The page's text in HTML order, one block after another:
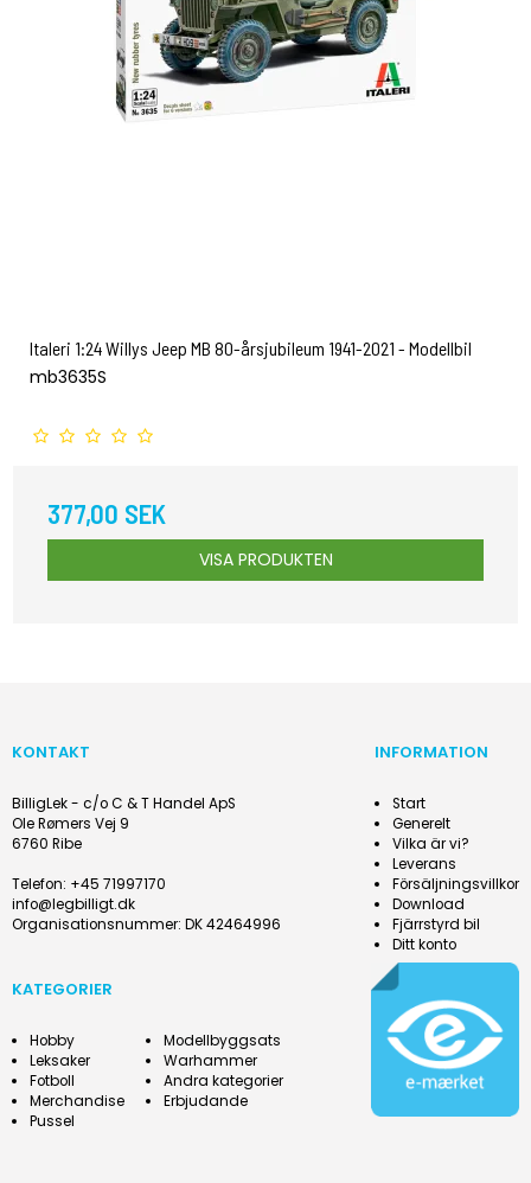
Italeri 1:24 Willys Jeep MB 80-årsjubileum 1941-2021 - Modellbil
mb3635S
377,00 SEK
VISA PRODUKTEN
KONTAKT
BilligLek - c/o C & T Handel ApS
Ole Rømers Vej 9
6760 Ribe
Telefon: +45 71997170
info@legbilligt.dk
Organisationsnummer: DK 42464996
INFORMATION
Start
Generelt
Vilka är vi?
Leverans
Försäljningsvillkor
Download
Fjärrstyrd bil
Ditt konto
KATEGORIER
Hobby
Leksaker
Fotboll
Merchandise
Pussel
Modellbyggsats
Warhammer
Andra kategorier
Erbjudande